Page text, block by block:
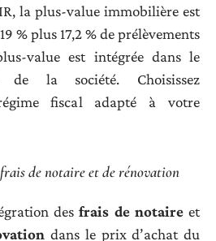
la plus-value immobilière est
% plus 17,2 % de prélèvements
value est intégrée dans le
de la société. Choisissez
fiscal adapté à votre
de notaire et de rénovation
desfrais de notaireet
dans le prix d’achat du